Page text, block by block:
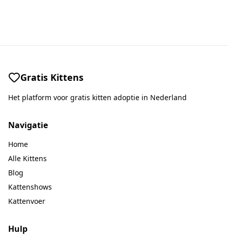
Gratis Kittens
Het platform voor gratis kitten adoptie in Nederland
Navigatie
Home
Alle Kittens
Blog
Kattenshows
Kattenvoer
Hulp